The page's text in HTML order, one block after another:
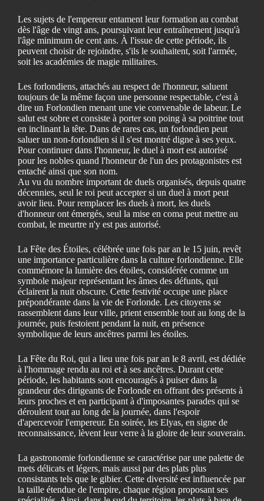
Les sujets de l'empereur entament leur formation au combat
dès l'âge de vingt ans, poursuivant leur entraînement jusqu'à
l'âge minimum de cent ans. À l'issue de cette période, ils
peuvent choisir de rejoindre, s'ils le souhaitent, soit l'armée,
soit les académies de magie militaires.
Les forlondiens, attachés au respect de l'honneur, saluent
toujours de la même façon une personne respectable, c'est à
dire un Forlondien menant une vie convenable de labeur. Le
salut est sobre et consiste à porter son poing à sa poitrine tout
en inclinant la tête. Dans de rares cas, un forlondien peut
saluer un non-forlondien si il s'est montré digne à ses yeux.
Pour continuer dans l'honneur, le duel à mort est autorisé
pour les nobles quand l'honneur de l'un des protagonistes est
entaché ainsi que son nom.
Au vu du nombre important de duels organisés, depuis quatre
décennies, seul le roi peut accepter si un duel à mort peut
avoir lieu. Pour remplacer les duels à mort, les duels
d'honneur ont émergés, seul la mise en coma peut mettre au
combat, le meurtre n'y est pas autorisé.
La Fête des Étoiles, célébrée une fois par an le 15 juin, revêt
une importance particulière dans la culture forlondienne. Elle
commémore la lumière des étoiles, considérée comme un
symbole majeur représentant les âmes des défunts, qui
éclairent la nuit obscure. Cette festivité occupe une place
prépondérante dans la vie de Forlonde. Les citoyens se
rassemblent dans leur ville, prient ensemble tout au long de la
journée, puis festoient pendant la nuit, en présence
symbolique de leurs ancêtres parmi les étoiles.
La Fête du Roi, qui a lieu une fois par an le 8 avril, est dédiée
à l'hommage rendu au roi et à ses ancêtres. Durant cette
période, les habitants sont encouragés à puiser dans la
grandeur des dirigeants de Forlonde en offrant des présents à
leurs proches et en participant à d'imposantes parades qui se
déroulent tout au long de la journée, dans l'espoir
d'apercevoir l'empereur. En soirée, les Elyas, en signe de
reconnaissance, lèvent leur verre à la gloire de leur souverain.
La gastronomie forlondienne se caractérise par une palette de
mets délicats et légers, mais aussi par des plats plus
consistants tels que le gibier. Cette diversité est influencée par
la taille étendue de l'empire, chaque région proposant ses